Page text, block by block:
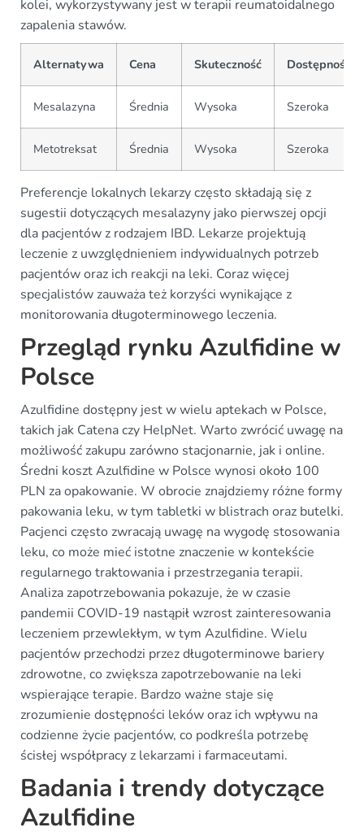
kolei, wykorzystywany jest w terapii reumatoidalnego
zapalenia stawów.
Alternatywa Cena Skuteczność Dostępność
Mesalazyna Średnia Wysoka Szeroka
Metotreksat Średnia Wysoka Szeroka
Preferencje lokalnych lekarzy często składają się z
sugestii dotyczących mesalazyny jako pierwszej opcji
dla pacjentów z rodzajem IBD. Lekarze projektują
leczenie z uwzględnieniem indywidualnych potrzeb
pacjentów oraz ich reakcji na leki. Coraz więcej
specjalistów zauważa też korzyści wynikające z
monitorowania długoterminowego leczenia.
Przegląd rynku Azulfidine w
Polsce
Azulfidine dostępny jest w wielu aptekach w Polsce,
takich jak Catena czy HelpNet. Warto zwrócić uwagę na
możliwość zakupu zarówno stacjonarnie, jak i online.
Średni koszt Azulfidine w Polsce wynosi około 100
PLN za opakowanie. W obrocie znajdziemy różne formy
pakowania leku, w tym tabletki w blistrach oraz butelki.
Pacjenci często zwracają uwagę na wygodę stosowania
leku, co może mieć istotne znaczenie w kontekście
regularnego traktowania i przestrzegania terapii.
Analiza zapotrzebowania pokazuje, że w czasie
pandemii COVID-19 nastąpił wzrost zainteresowania
leczeniem przewlekłym, w tym Azulfidine. Wielu
pacjentów przechodzi przez długoterminowe bariery
zdrowotne, co zwiększa zapotrzebowanie na leki
wspierające terapie. Bardzo ważne staje się
zrozumienie dostępności leków oraz ich wpływu na
codzienne życie pacjentów, co podkreśla potrzebę
ścisłej współpracy z lekarzami i farmaceutami.
Badania i trendy dotyczące
Azulfidine